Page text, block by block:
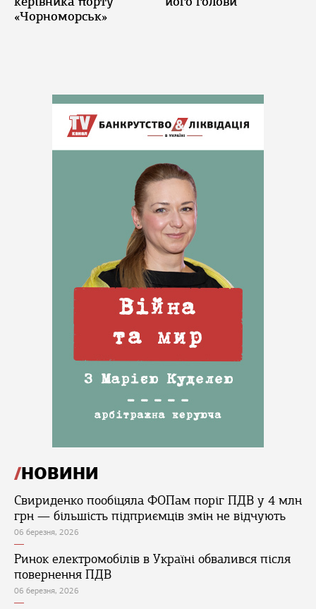
«Чорноморськ»
НОВИНИ
Свириденко пообіцяла ФОПам поріг ПДВ у 4 млн
грн — більшість підприємців змін не відчують
06 березня, 2026
Ринок електромобілів в Україні обвалився після
повернення ПДВ
06 березня, 2026